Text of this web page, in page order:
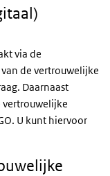
via de
de vertrouwelijke
Daarnaast
vertrouwelijke
. U kunt hiervoor